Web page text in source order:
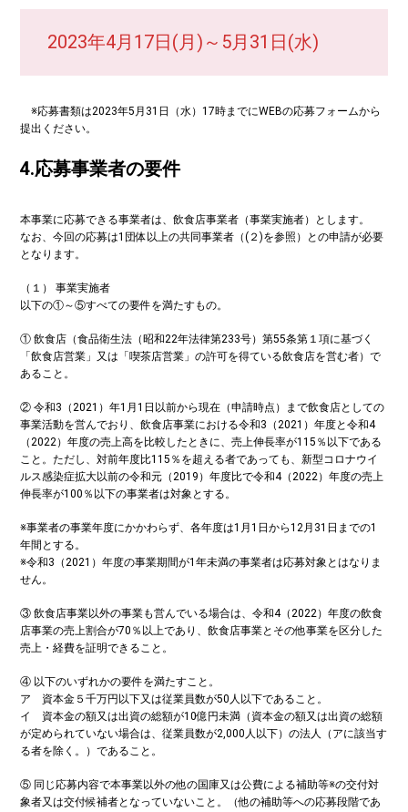
2023年4月17日(月)～5月31日(水)
※応募書類は2023年5月31日（水）17時までにWEBの応募フォームから
提出ください。
4.応募事業者の要件
本事業に応募できる事業者は、飲食店事業者（事業実施者）とします。
なお、今回の応募は1団体以上の共同事業者（(２)を参照）との申請が必要
となります。
（１） 事業実施者
以下の①～⑤すべての要件を満たすもの。
① 飲食店（食品衛生法（昭和22年法律第233号）第55条第１項に基づく
「飲食店営業」又は「喫茶店営業」の許可を得ている飲食店を営む者）で
あること。
② 令和3（2021）年1月1日以前から現在（申請時点）まで飲食店としての
事業活動を営んでおり、飲食店事業における令和3（2021）年度と令和4
（2022）年度の売上高を比較したときに、売上伸長率が115％以下である
こと。ただし、対前年度比115％を超える者であっても、新型コロナウイ
ルス感染症拡大以前の令和元（2019）年度比で令和4（2022）年度の売上
伸長率が100％以下の事業者は対象とする。
※事業者の事業年度にかかわらず、各年度は1月1日から12月31日までの1
年間とする。
※令和3（2021）年度の事業期間が1年未満の事業者は応募対象とはなりま
せん。
③ 飲食店事業以外の事業も営んでいる場合は、令和4（2022）年度の飲食
店事業の売上割合が70％以上であり、飲食店事業とその他事業を区分した
売上・経費を証明できること。
④ 以下のいずれかの要件を満たすこと。
ア 資本金５千万円以下又は従業員数が50人以下であること。
イ 資本金の額又は出資の総額が10億円未満（資本金の額又は出資の総額
が定められていない場合は、従業員数が2,000人以下）の法人（アに該当す
る者を除く。）であること。
⑤ 同じ応募内容で本事業以外の他の国庫又は公費による補助等※の交付対
象者又は交付候補者となっていないこと。（他の補助等への応募段階であ